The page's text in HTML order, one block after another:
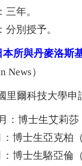
年。
別授予。
本所與丹麥洛斯
News）
里爾科技大學申
博士生艾莉莎
博士生亞克柏（
博士生駱亞倫（